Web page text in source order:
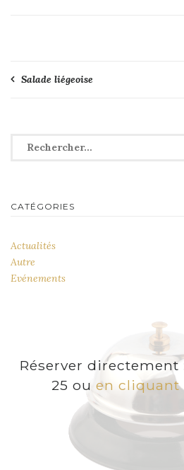
Navigation
Salade liégeoise
Rechercher :
CATÉGORIES
Actualités
Autre
Evénements
Réserver directement
25 ou en cliquant